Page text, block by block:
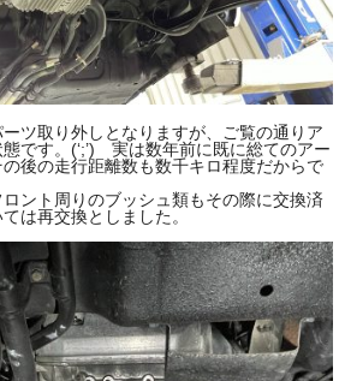
ツ取り外しとなりますが、ご覧の通りア
です。(‘;’) 実は数年前に既に総てのアー
後の走行距離数も数千キロ程度だからで
ント周りのブッシュ類もその際に交換済
は再交換としました。